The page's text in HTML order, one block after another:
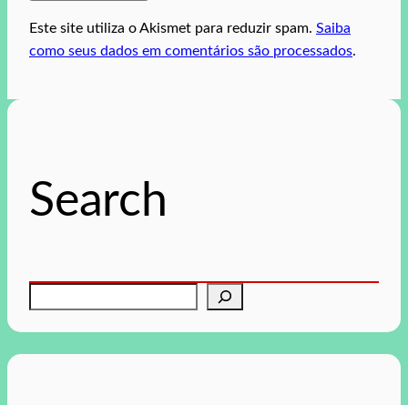
Este site utiliza o Akismet para reduzir spam. Saiba
como seus dados em comentários são processados.
Search